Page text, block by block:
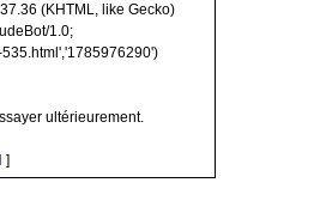
(KHTML, like Gecko)
1.0;
ultérieurement.
]